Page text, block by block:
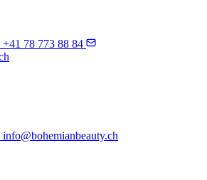
+41 78 773 88 84
info@bohemianbeauty.ch